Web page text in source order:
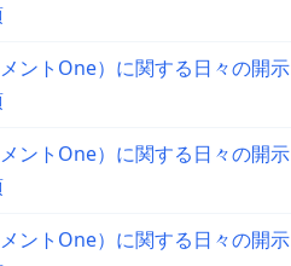
ントOne）に関する日々の開示
ントOne）に関する日々の開示
ントOne）に関する日々の開示